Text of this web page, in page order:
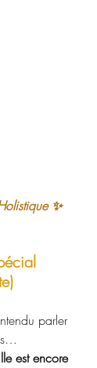
✨
parler
est encore